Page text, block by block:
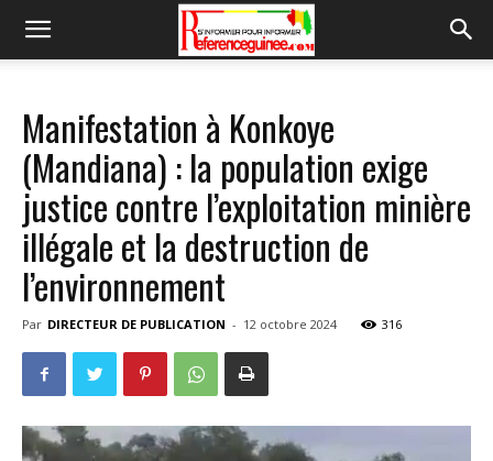
Manifestation à Konkoye
(Mandiana) : la population exige
justice contre l’exploitation minière
illégale et la destruction de
l’environnement
Par DIRECTEUR DE PUBLICATION - 12 octobre 2024 316